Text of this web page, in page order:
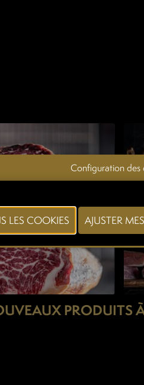
PRODUITS
Configuration des